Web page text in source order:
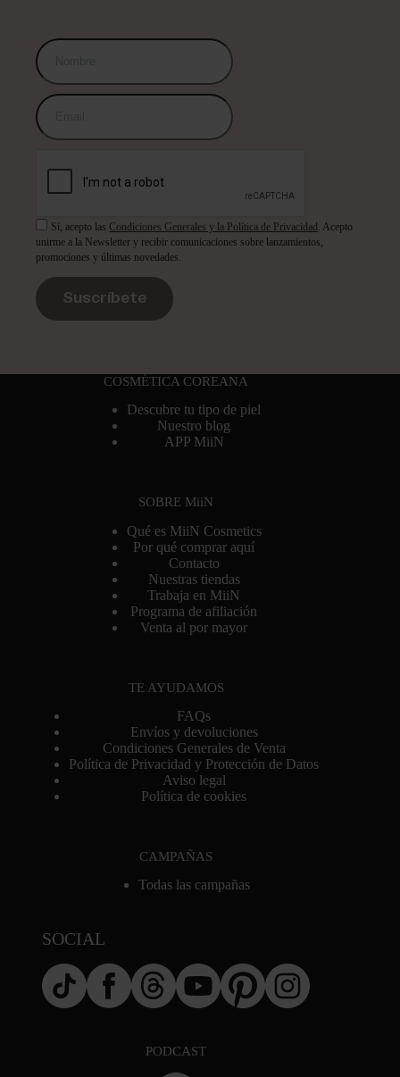
Sí, acepto lasCondiciones Generales y la Política de Privacidad. Acepto
unirme a la Newsletter y recibir comunicaciones sobre lanzamientos,
promociones y últimas novedades.
Suscríbete
COSMÉTICA COREANA
Descubre tu tipo de piel
Nuestro blog
APP MiiN
SOBRE MiiN
Qué es MiiN Cosmetics
Por qué comprar aquí
Contacto
Nuestras tiendas
Trabaja en MiiN
Programa de afiliación
Venta al por mayor
TE AYUDAMOS
FAQs
Envíos y devoluciones
Condiciones Generales de Venta
Política de Privacidad y Protección de Datos
Aviso legal
Política de cookies
CAMPAÑAS
Todas las campañas
SOCIAL
PODCAST